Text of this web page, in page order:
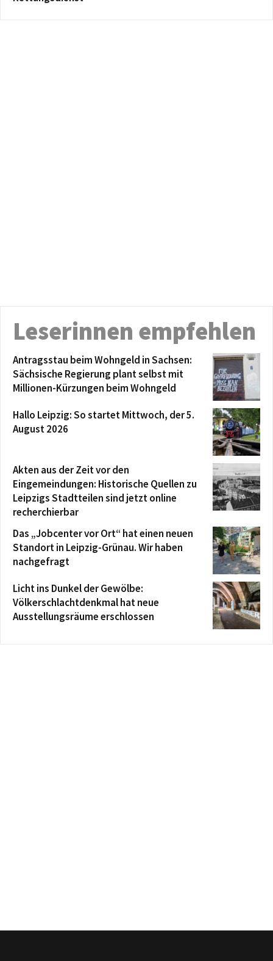
Leserinnen empfehlen
Antragsstau beim Wohngeld in Sachsen:
Sächsische Regierung plant selbst mit
Millionen-Kürzungen beim Wohngeld
Hallo Leipzig: So startet Mittwoch, der 5.
August 2026
Akten aus der Zeit vor den
Eingemeindungen: Historische Quellen zu
Leipzigs Stadtteilen sind jetzt online
recherchierbar
Das „Jobcenter vor Ort“ hat einen neuen
Standort in Leipzig-Grünau. Wir haben
nachgefragt
Licht ins Dunkel der Gewölbe:
Völkerschlachtdenkmal hat neue
Ausstellungsräume erschlossen